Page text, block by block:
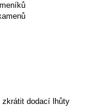
zkrátit dodací lhůty